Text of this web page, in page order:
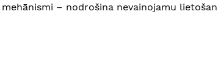
– nodrošina nevainojamu